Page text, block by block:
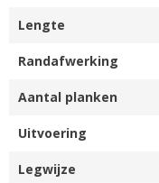
Lengte
Randafwerking
Aantal planken
Uitvoering
Legwijze